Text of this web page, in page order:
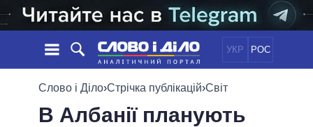
УКР РОС
НОВИНИ
СТРІЧКА
ПОЛІТИКА
ОБIЦЯНКИ
Слово і Діло›Стрічка публікацій›Світ
В Албанії планують